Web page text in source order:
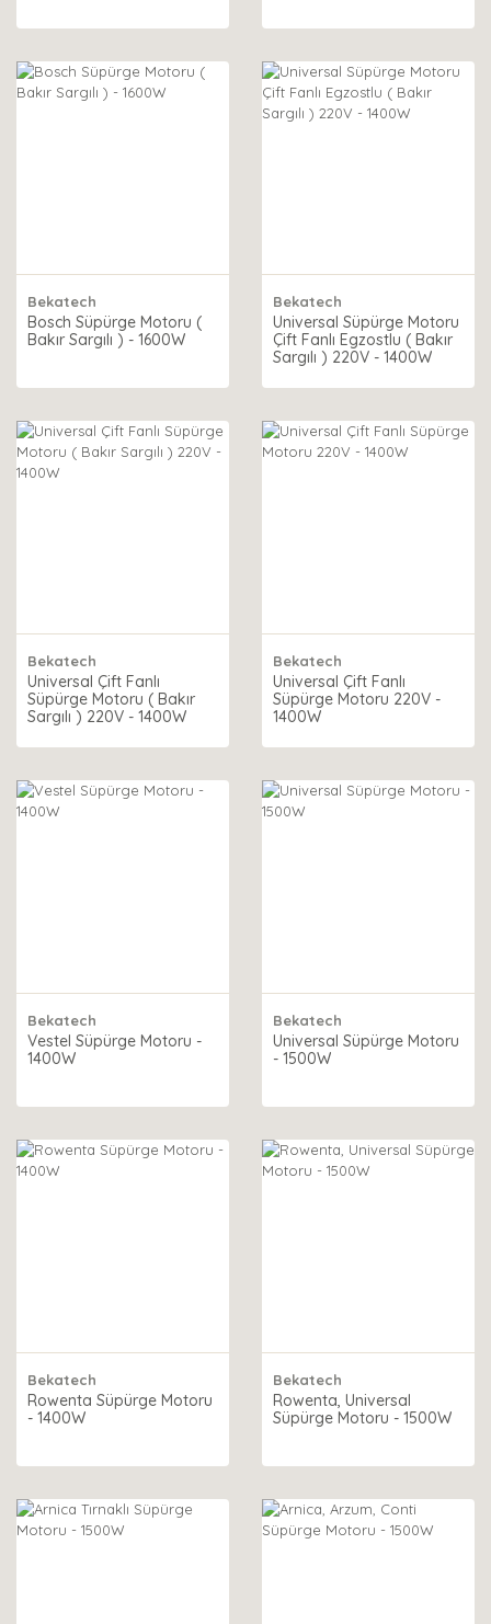
Bekatech
Bosch Süpürge Motoru (
Bakır Sargılı ) - 1600W
Bekatech
Universal Süpürge Motoru
Çift Fanlı Egzostlu ( Bakır
Sargılı ) 220V - 1400W
Bekatech
Universal Çift Fanlı
Süpürge Motoru ( Bakır
Sargılı ) 220V - 1400W
Bekatech
Universal Çift Fanlı
Süpürge Motoru 220V -
1400W
Bekatech
Vestel Süpürge Motoru -
1400W
Bekatech
Universal Süpürge Motoru
- 1500W
Bekatech
Rowenta Süpürge Motoru
- 1400W
Bekatech
Rowenta, Universal
Süpürge Motoru - 1500W